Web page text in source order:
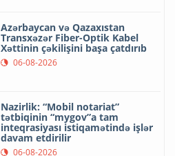
Azərbaycan və Qazaxıstan
Transxəzər Fiber-Optik Kabel
Xəttinin çəkilişini başa çatdırıb
06-08-2026
Nazirlik: “Mobil notariat”
tətbiqinin “mygov”a tam
inteqrasiyası istiqamətində işlər
davam etdirilir
06-08-2026